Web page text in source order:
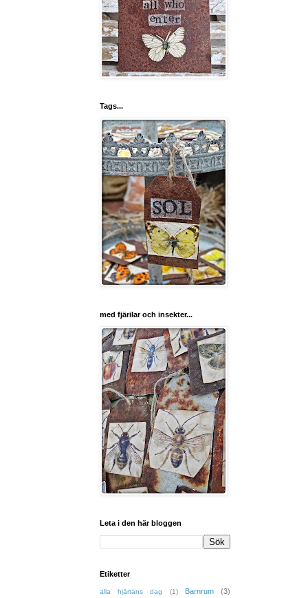
Tags...
med fjärilar och insekter...
Leta i den här bloggen
Etiketter
alla hjärtans dag (1) Barnrum (3)